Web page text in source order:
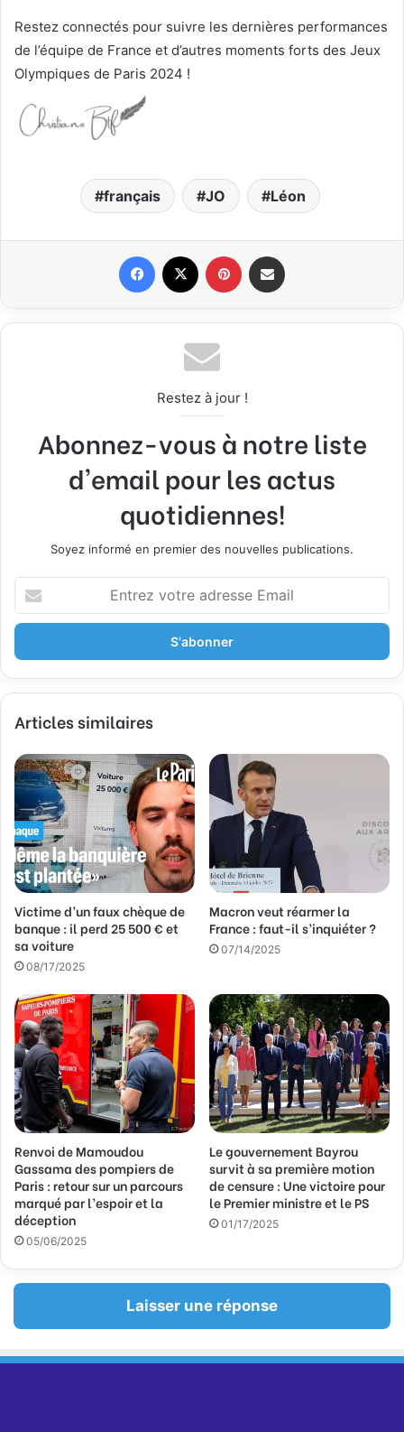
Restez connectés pour suivre les dernières performances
de l’équipe de France et d’autres moments forts des Jeux
Olympiques de Paris 2024 !
français JO Léon
Restez à jour !
Abonnez-vous à notre liste
d'email pour les actus
quotidiennes!
Soyez informé en premier des nouvelles publications.
t
e
z
o
r
e
d
r
e
s
s
e
E
m
a
l
Articles similaires
Victime d’un faux chèque de
banque : il perd 25 500 € et
sa voiture
08/17/2025
Macron veut réarmer la
France : faut-il s’inquiéter ?
07/14/2025
Renvoi de Mamoudou
Gassama des pompiers de
Paris : retour sur un parcours
marqué par l’espoir et la
déception
05/06/2025
Le gouvernement Bayrou
survit à sa première motion
de censure : Une victoire pour
le Premier ministre et le PS
01/17/2025
Laisser une réponse